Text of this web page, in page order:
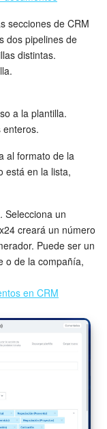
secciones de CRM
dos pipelines de
distintas.
a la plantilla.
enteros.
al formato de la
está en la lista,
. Selecciona un
creará un número
Puede ser un
o de la compañía,
en CRM